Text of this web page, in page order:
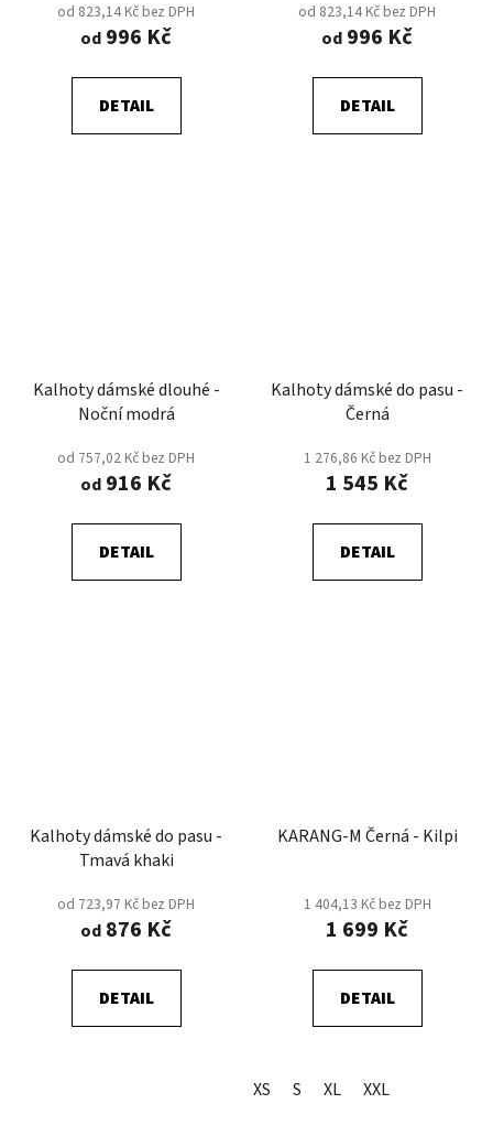
od 823,14 Kč bez DPH
od 996 Kč
DETAIL
od 823,14 Kč bez DPH
od 996 Kč
DETAIL
Kalhoty dámské dlouhé -
Noční modrá
od 757,02 Kč bez DPH
od 916 Kč
DETAIL
Kalhoty dámské do pasu -
Černá
1 276,86 Kč bez DPH
1 545 Kč
DETAIL
Kalhoty dámské do pasu -
Tmavá khaki
od 723,97 Kč bez DPH
od 876 Kč
DETAIL
KARANG-M Černá - Kilpi
1 404,13 Kč bez DPH
1 699 Kč
DETAIL
XS S XL XXL